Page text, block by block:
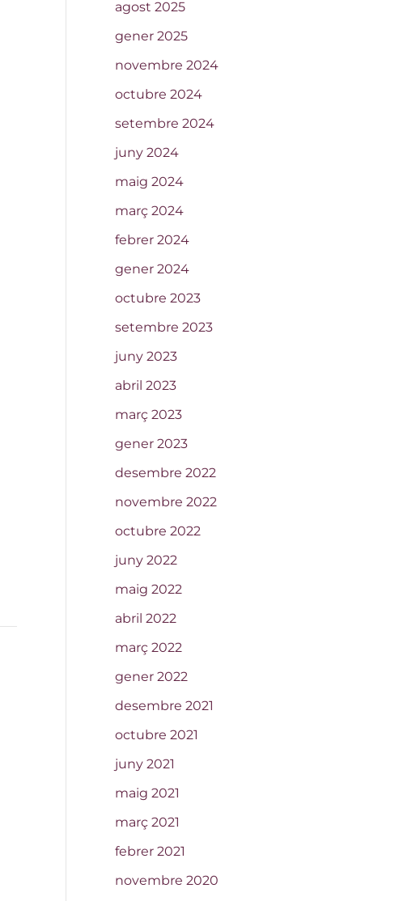
agost 2025
gener 2025
novembre 2024
octubre 2024
setembre 2024
juny 2024
maig 2024
març 2024
febrer 2024
gener 2024
octubre 2023
setembre 2023
juny 2023
abril 2023
març 2023
gener 2023
desembre 2022
novembre 2022
octubre 2022
juny 2022
maig 2022
abril 2022
març 2022
gener 2022
desembre 2021
octubre 2021
juny 2021
maig 2021
març 2021
febrer 2021
novembre 2020